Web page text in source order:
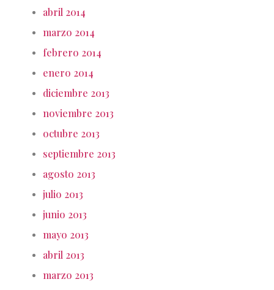
abril 2014
marzo 2014
febrero 2014
enero 2014
diciembre 2013
noviembre 2013
octubre 2013
septiembre 2013
agosto 2013
julio 2013
junio 2013
mayo 2013
abril 2013
marzo 2013